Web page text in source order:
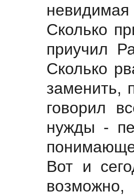
невидимая
Сколько
приучил
Сколько
заменить,
говорил
нужды -
Вот и